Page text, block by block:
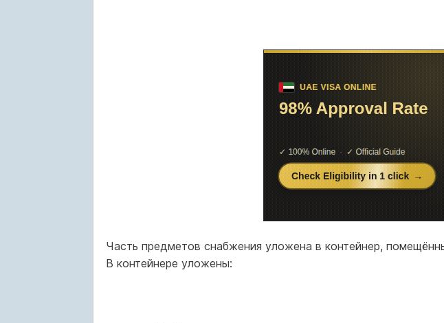
Часть предметов снабжения уложена в контейнер,
В контейнере уложены: